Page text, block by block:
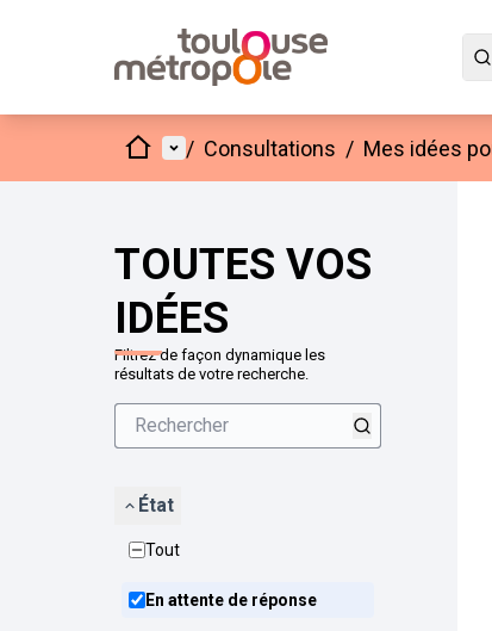
AccueilMenu principal
/ Consultations / Mes idées
TOUTES VOS
IDÉES
Filtrez de façon dynamique les
résultats de votre recherche.
État
Tout
En attente de réponse